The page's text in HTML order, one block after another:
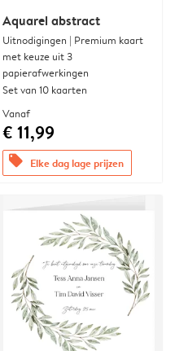
Aquarel abstract
Uitnodigingen | Premium kaart
met keuze uit 3
papierafwerkingen
Set van 10 kaarten
Vanaf
€ 11,99
offers Elke dag lage prijzen